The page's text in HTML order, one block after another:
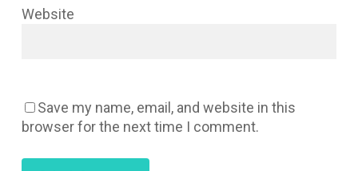
Website
Save my name, email, and website in this
browser for the next time I comment.